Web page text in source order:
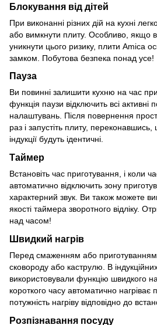
Блокування від дітей
При виконанні різних дій на кухні
або вимкнути плиту. Особливо, якщо
уникнути цього ризику, плити Amica
замком. Побутова безпека понад усе!
Пауза
Ви повинні залишити кухню на час
функція паузи відключить всі активні
налаштувань. Після повернення
раз і запустіть плиту,
індукції будуть ідентичні.
Таймер
Встановіть час приготування, і коли
автоматично відключить зону
характерний звук. Ви також можете
якості таймера зворотного відліку.
над часом!
Швидкий нагрів
Перед смаженням або приготуванням
сковороду або каструлю. В
використовували функцію швидкого
короткого часу автоматично нагріває
потужність нагріву відповідно до
Розпізнавання посуду